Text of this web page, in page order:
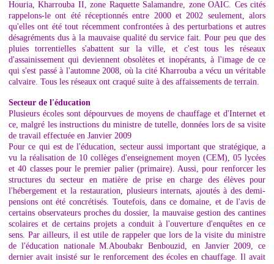
Houria, Kharrouba II, zone Raquette Salamandre, zone OAIC. Ces cités
rappelons-le ont été réceptionnés entre 2000 et 2002 seulement, alors
qu'elles ont été tout récemment confrontées à des perturbations et autres
désagréments dus à la mauvaise qualité du service fait. Pour peu que des
pluies torrentielles s'abattent sur la ville, et c'est tous les réseaux
d'assainissement qui deviennent obsolètes et inopérants, à l'image de ce
qui s'est passé à l'automne 2008, où la cité Kharrouba a vécu un véritable
calvaire. Tous les réseaux ont craqué suite à des affaissements de terrain.
Secteur de l'éducation
Plusieurs écoles sont dépourvues de moyens de chauffage et d'Internet et
ce, malgré les instructions du ministre de tutelle, données lors de sa visite
de travail effectuée en Janvier 2009
Pour ce qui est de l'éducation, secteur aussi important que stratégique, a
vu la réalisation de 10 collèges d'enseignement moyen (CEM), 05 lycées
et 40 classes pour le premier palier (primaire). Aussi, pour renforcer les
structures du secteur en matière de prise en charge des élèves pour
l'hébergement et la restauration, plusieurs internats, ajoutés à des demi-
pensions ont été concrétisés. Toutefois, dans ce domaine, et de l'avis de
certains observateurs proches du dossier, la mauvaise gestion des cantines
scolaires et de certains projets a conduit à l'ouverture d'enquêtes en ce
sens. Par ailleurs, il est utile de rappeler que lors de la visite du ministre
de l'éducation nationale M.Aboubakr Benbouzid, en Janvier 2009, ce
dernier avait insisté sur le renforcement des écoles en chauffage. Il avait